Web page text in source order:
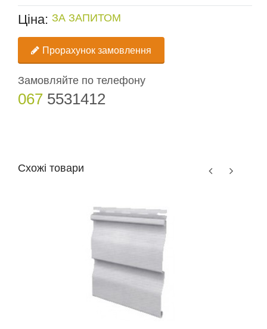
Ціна: ЗА ЗАПИТОМ
Прорахунок замовлення
Замовляйте по телефону
067 5531412
Схожі товари